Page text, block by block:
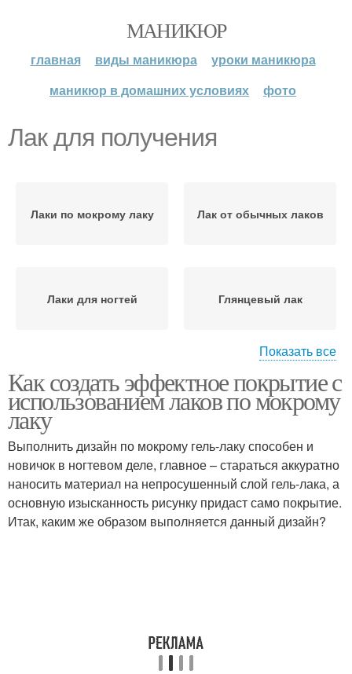
МАНИКЮР
главная виды маникюра
уроки маникюра
маникюр в домашних условиях
фото
Лак для получения
Лаки по мокрому лаку Лак от обычных лаков
Лаки для ногтей Глянцевый лак
Перламутровый лак Матовый лак
Песочный лак Ногти с лаками
Показать все
Как создать эффектное покрытие с
использованием лаков по мокрому
лаку
Выполнить дизайн по мокрому гель-лаку способен и
новичок в ногтевом деле, главное – стараться аккуратно
наносить материал на непросушенный слой гель-лака, а
основную изысканность рисунку придаст само покрытие.
Итак, каким же образом выполняется данный дизайн?